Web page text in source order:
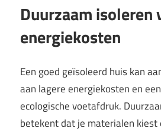
Duurzaam isoleren
energiekosten
Een goed geïsoleerd huis kan
aan lagere energiekosten en
ecologische voetafdruk.
betekent dat je materialen kiest